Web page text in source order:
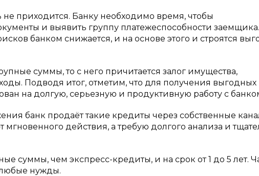
приходится. Банку необходимо время, чтобы
и выявить группу платежеспособности заемщика.
банком снижается, и на основе этого и строятся
суммы, то с него причитается залог имущества,
Подводя итог, отметим, что для получения выгодных
на долгую, серьезную и продуктивную работу с
банк продаёт такие кредиты через собственные
действия, а требую долгого анализа и
суммы, чем экспресс-кредиты, и на срок от 1 до 5 лет.
любые нужды.